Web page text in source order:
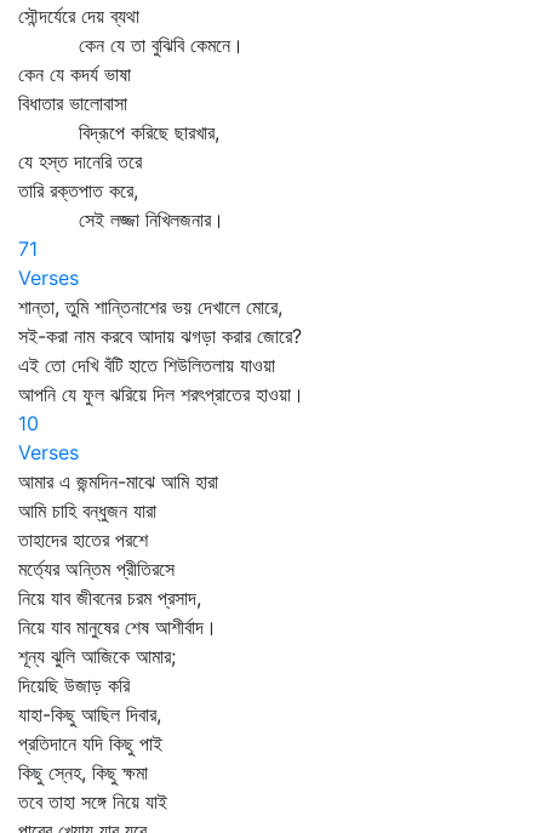
সৌন্দর্যেরে দেয় ব্যথা
কেন যে তা বুঝিবি কেমনে।
কেন যে কদর্য ভাষা
বিধাতার ভালোবাসা
বিদ্রূপে করিছে ছারখার,
যে হস্ত দানেরি তরে
তারি রক্তপাত করে,
সেই লজ্জা নিখিলজনার।
71
Verses
শান্তা, তুমি শান্তিনাশের ভয় দেখালে মোরে,
সই-করা নাম করবে আদায় ঝগড়া করার জোরে?
এই তো দেখি বঁটি হাতে শিউলিতলায় যাওয়া
আপনি যে ফুল ঝরিয়ে দিল শরৎপ্রাতের হাওয়া।
10
Verses
আমার এ জন্মদিন-মাঝে আমি হারা
আমি চাহি বন্ধুজন যারা
তাহাদের হাতের পরশে
মর্ত্যের অন্তিম প্রীতিরসে
নিয়ে যাব জীবনের চরম প্রসাদ,
নিয়ে যাব মানুষের শেষ আশীর্বাদ।
শূন্য ঝুলি আজিকে আমার;
দিয়েছি উজাড় করি
যাহা-কিছু আছিল দিবার,
প্রতিদানে যদি কিছু পাই
কিছু স্নেহ, কিছু ক্ষমা
তবে তাহা সঙ্গে নিয়ে যাই